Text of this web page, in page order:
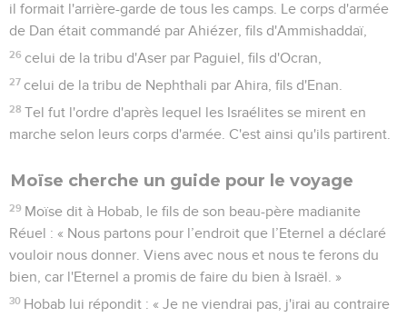
il formait l'arrière-garde de tous les camps. Le corps d'armée
de Dan était commandé par Ahiézer, fils d'Ammishaddaï,
26 celui de la tribu d'Aser par Paguiel, fils d'Ocran,
27 celui de la tribu de Nephthali par Ahira, fils d'Enan.
28 Tel fut l'ordre d'après lequel les Israélites se mirent en
marche selon leurs corps d'armée. C'est ainsi qu'ils partirent.
Moïse cherche un guide pour le voyage
29 Moïse dit à Hobab, le fils de son beau-père madianite
Réuel : « Nous partons pour l’endroit que l’Eternel a déclaré
vouloir nous donner. Viens avec nous et nous te ferons du
bien, car l'Eternel a promis de faire du bien à Israël. »
30 Hobab lui répondit : « Je ne viendrai pas, j'irai au contraire